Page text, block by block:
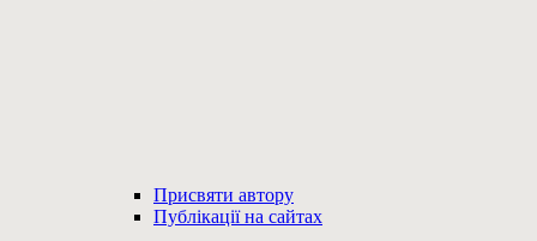
Присвяти автору
Публікації на сайтах